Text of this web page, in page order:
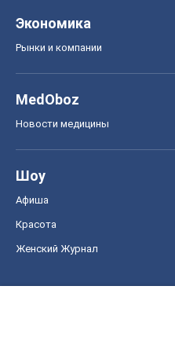
Экономика
Рынки и компании
MedOboz
Новости медицины
Шоу
Афиша
Красота
Женский Журнал